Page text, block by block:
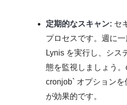
定期的なスキャン: セ
プロセスです。週に
Lynis を実行し、シス
態を監視しましょう
cronjob` オプション
が効果的です。